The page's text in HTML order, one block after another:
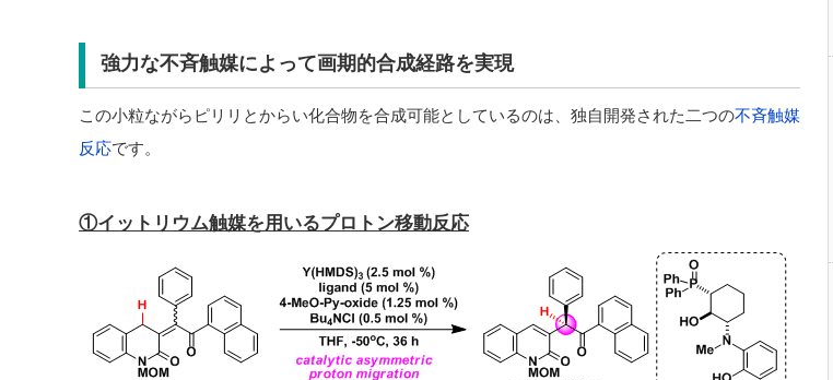
強力な不斉触媒によって画期的合成経路を実現
この小粒ながらピリリとからい化合物を合成可能としているのは、独自開発された二つの不斉触媒
反応です。
①イットリウム触媒を用いるプロトン移動反応